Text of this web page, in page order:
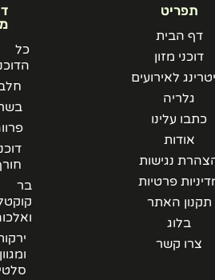
תפריט
דף הבית
דוכני מזון
לאירועים
גלריה
עלינו
אודות
נגישות
פרטיות
האתר
בלוג
צרו קשר
דוכני
מזון
הדוכנים
חלבי
בשרי
פרווה
דוכני
חורף
קוקטלים
ואלכוהל
ירקות
ומגוון
סלטים